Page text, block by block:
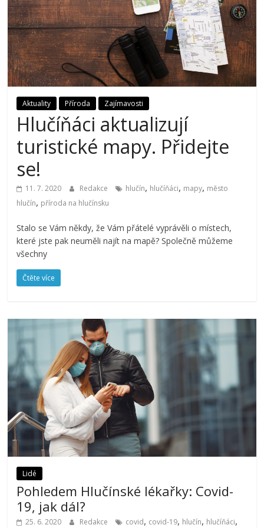
Aktuality Příroda Zajímavosti
Hlučíňáci aktualizují
turistické mapy. Přidejte
se!
11. 7. 2020 Redakce hlučín, hlučíňáci, mapy, město
hlučín, příroda na hlučínsku
Stalo se Vám někdy, že Vám přátelé vyprávěli o místech,
které jste pak neuměli najít na mapě? Společně můžeme
všechny
Čtěte více
Lidé
Pohledem Hlučínské lékařky: Covid-
19, jak dál?
25. 6. 2020 Redakce covid, covid-19, hlučín, hlučíňáci,